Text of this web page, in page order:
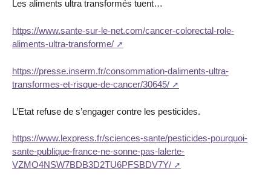
Les aliments ultra transformés tuent…
https://www.sante-sur-le-net.com/cancer-colorectal-role-
aliments-ultra-transforme/
https://presse.inserm.fr/consommation-daliments-ultra-
transformes-et-risque-de-cancer/30645/
L’Etat refuse de s’engager contre les pesticides.
https://www.lexpress.fr/sciences-sante/pesticides-pourquoi-
sante-publique-france-ne-sonne-pas-lalerte-
VZMO4NSW7BDB3D2TU6PFSBDV7Y/